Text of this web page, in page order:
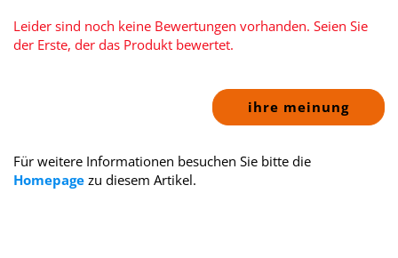
Leider sind noch keine Bewertungen vorhanden. Seien Sie
der Erste, der das Produkt bewertet.
ihre meinung
Für weitere Informationen besuchen Sie bitte die
Homepage zu diesem Artikel.